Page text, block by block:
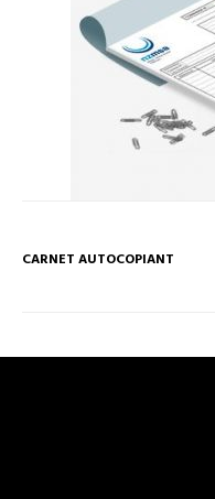
CARNET AUTOCOPIANT